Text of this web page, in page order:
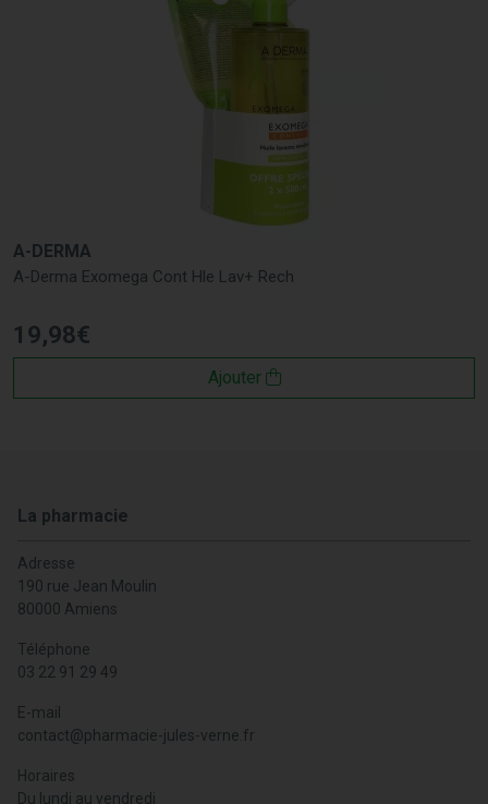
A-DERMA
A-Derma Exomega Cont Hle Lav+ Rech
19,98€
Ajouter
La pharmacie
Adresse
190 rue Jean Moulin
80000 Amiens
Téléphone
03 22 91 29 49
E-mail
contact@pharmacie-jules-verne.fr
Horaires
Du lundi au vendredi